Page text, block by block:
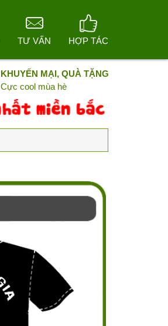
TƯ VẤN HỢP TÁC
KHUYẾN MẠI, QUÀ TẶNG
Cực cool mùa hè